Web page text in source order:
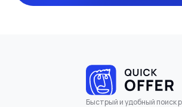
Быстрый и удобный поиск